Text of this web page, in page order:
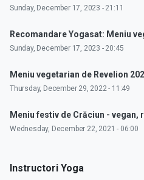
Sunday, December 17, 2023 - 21:11
Recomandare Yogasat: Meniu
Sunday, December 17, 2023 - 20:45
Meniu vegetarian de Revelion
Thursday, December 29, 2022 - 11:49
Meniu festiv de Crăciun - vegan,
Wednesday, December 22, 2021 - 06:00
Instructori Yoga